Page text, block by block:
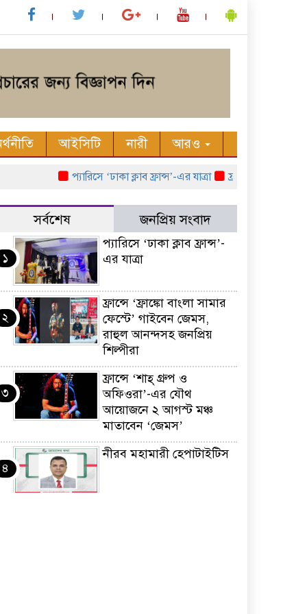
আইসিটি নারী আরও
প্যারিসে ‘ঢাকা ক্লাব ফ্রান্স’-এর যাত্রা ফ্রান্সে ‘ফ্রাঙ্কো বাংলা
সর্বশেষ জনপ্রিয় সংবাদ
১
প্যারিসে ‘ঢাকা ক্লাব ফ্রান্স’-
এর যাত্রা
২
ফ্রান্সে ‘ফ্রাঙ্কো বাংলা সামার
ফেস্টে’ গাইবেন জেমস,
রাহুল আনন্দসহ জনপ্রিয়
শিল্পীরা
৩
ফ্রান্সে ‘শাহ্ গ্রুপ ও
অফিওরা’-এর যৌথ
আয়োজনে ২ আগস্ট মঞ্চ
মাতাবেন ‘জেমস’
৪
নীরব মহামারী হেপাটাইটিস